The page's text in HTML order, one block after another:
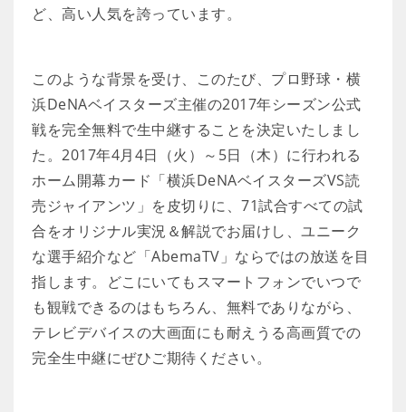
ど、高い人気を誇っています。
このような背景を受け、このたび、プロ野球・横
浜DeNAベイスターズ主催の2017年シーズン公式
戦を完全無料で生中継することを決定いたしまし
た。2017年4月4日（火）～5日（木）に行われる
ホーム開幕カード「横浜DeNAベイスターズVS読
売ジャイアンツ」を皮切りに、71試合すべての試
合をオリジナル実況＆解説でお届けし、ユニーク
な選手紹介など「AbemaTV」ならではの放送を目
指します。どこにいてもスマートフォンでいつで
も観戦できるのはもちろん、無料でありながら、
テレビデバイスの大画面にも耐えうる高画質での
完全生中継にぜひご期待ください。